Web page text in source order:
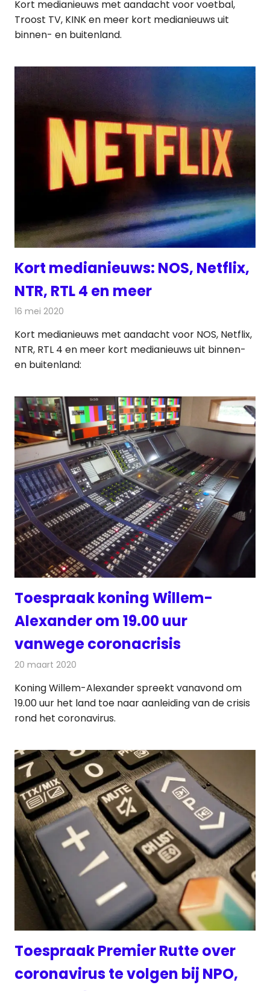
Kort medianieuws met aandacht voor voetbal,
Troost TV, KINK en meer kort medianieuws uit
binnen- en buitenland.
Kort medianieuws: NOS, Netflix,
NTR, RTL 4 en meer
16 mei 2020
Kort medianieuws met aandacht voor NOS, Netflix,
NTR, RTL 4 en meer kort medianieuws uit binnen-
en buitenland:
Toespraak koning Willem-
Alexander om 19.00 uur
vanwege coronacrisis
20 maart 2020
Koning Willem-Alexander spreekt vanavond om
19.00 uur het land toe naar aanleiding van de crisis
rond het coronavirus.
Toespraak Premier Rutte over
coronavirus te volgen bij NPO,